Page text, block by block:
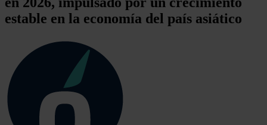
estable en la economía del país asiático